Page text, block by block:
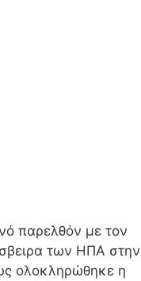
παρελθόν με τον
των ΗΠΑ στην
ολοκληρώθηκε η